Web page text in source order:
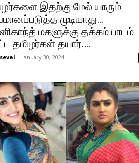
இதற்கு மேல் யாரும்
முடியாது…
மகளுக்கு தக்கம் பாடம்
தமிழர்கள் தயார்….
- January 30, 2024